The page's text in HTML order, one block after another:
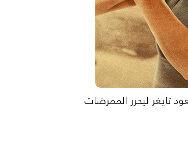
تايغر ليحرر الممرضات